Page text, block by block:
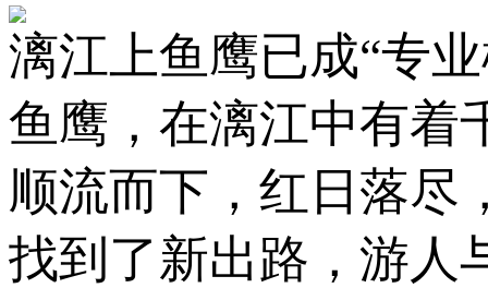
漓江上鱼鹰已成“专
鱼鹰，在漓江中有着
顺流而下，红日落尽
找到了新出路，游人